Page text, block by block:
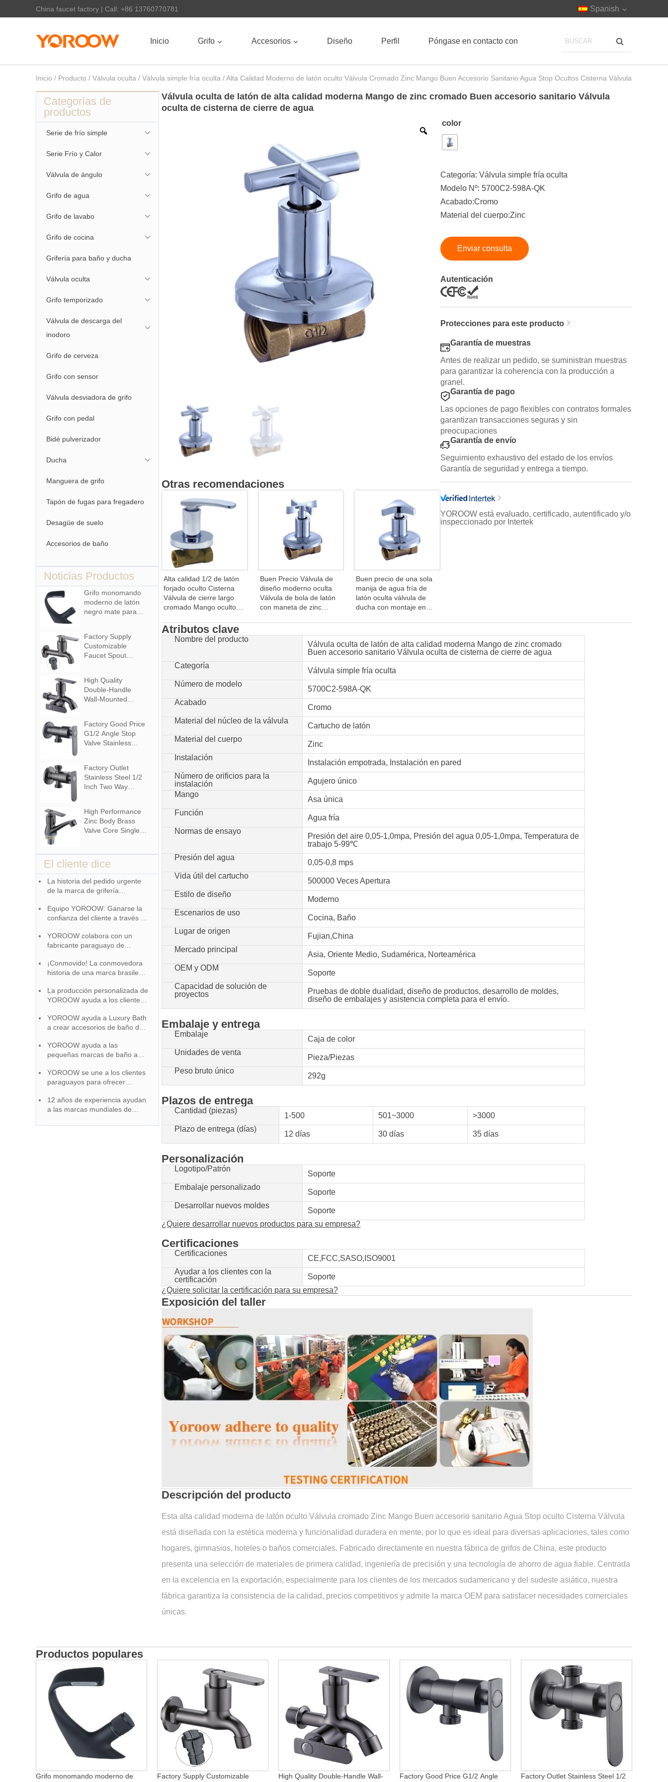
China faucet factory | Call: +86 13760770781 Spanish
Inicio Grifo Accesorios Diseño Perfil Póngase en contacto con
Inicio / Producto / Válvula oculta / Válvula simple fría oculta / Alta Calidad Moderno de latón oculto Válvula Cromado Zinc Mango Buen Accesorio Sanitario Agua Stop Ocultos Cisterna Válvula
Categorías de
productos
Serie de frío simple
Serie Frío y Calor
Válvula de ángulo
Grifo de agua
Grifo de lavabo
Grifo de cocina
Grifería para baño y ducha
Válvula oculta
Grifo temporizado
Válvula de descarga del
inodoro
Grifo de cerveza
Grifo con sensor
Válvula desviadora de grifo
Grifo con pedal
Bidé pulverizador
Ducha
Manguera de grifo
Tapón de fugas para fregadero
Desagüe de suelo
Accesorios de baño
Noticias Productos
Grifo monomando
moderno de latón
negro mate para
con función
giratoria para hotel
y apartamento
Factory Supply
Customizable
Faucet Spout
Water Tap for
Bathroom Washing
Machine
High Quality
Double-Handle
Wall-Mounted
Basin Washing
Machine for
Graden & Homes
Factory Good Price
G1/2 Angle Stop
Valve Stainless
Bathroom Faucet
Accessory for
Apartments &
Factory Outlet
Stainless Steel 1/2
Inch Two Way
Apartments &
Hotels with Easy
Installation
High Performance
Zinc Body Brass
Valve Core Single
Water Polished
Surface Modern
Design Bathroom
Basin Faucet
El cliente dice
La historia del pedido urgente
de la marca de grifería
Equipo YOROOW: Ganarse la
confianza del cliente a través de
YOROOW colabora con un
fabricante paraguayo de
mercado, recibiendo grandes
elogios.
¡Conmovido! La conmovedora
historia de una marca brasileña
que crecen juntas
La producción personalizada de
YOROOW ayuda a los clientes
marca única
YOROOW ayuda a Luxury Bath
a crear accesorios de baño de
calidad gana reputación en el
mercado
YOROOW ayuda a las
pequeñas marcas de baño a
soporte completo
YOROOW se une a los clientes
paraguayos para ofrecer
y de alta calidad
12 años de experiencia ayudan
a las marcas mundiales de
primera opción para la
Válvula oculta de latón de alta calidad moderna Mango de zinc cromado Buen accesorio sanitario Válvula
oculta de cisterna de cierre de agua
Otras recomendaciones
Alta calidad 1/2 de latón
forjado oculto Cisterna
Válvula de cierre largo
cromado Mango oculto
Accesorio
Buen Precio Válvula de
diseño moderno oculta
Válvula de bola de latón
con maneta de zinc
montada en pared Bola
de polímero
Buen precio de una sola
manija de agua fría de
latón oculta válvula de
ducha con montaje en
para uso en baños
color
Categoría: Válvula simple fría oculta
Modelo Nº: 5700C2-598A-QK
Acabado:Cromo
Material del cuerpo:Zinc
Enviar consulta
Autenticación
Protecciones para este producto
Garantía de muestras
Antes de realizar un pedido, se suministran muestras
para garantizar la coherencia con la producción a
granel.
Garantía de pago
Las opciones de pago flexibles con contratos formales
garantizan transacciones seguras y sin
preocupaciones
Garantía de envío
Seguimiento exhaustivo del estado de los envíos
Garantía de seguridad y entrega a tiempo.
YOROOW está evaluado, certificado, autentificado y/o
inspeccionado por Intertek
Atributos clave
Nombre del producto
Válvula oculta de latón de alta calidad moderna Mango de zinc cromado
Buen accesorio sanitario Válvula oculta de cisterna de cierre de agua
Categoría
Válvula simple fría oculta
Número de modelo
5700C2-598A-QK
Acabado
Cromo
Material del núcleo de la válvula
Cartucho de latón
Material del cuerpo
Zinc
Instalación
Instalación empotrada, Instalación en pared
Número de orificios para la
instalación
Agujero único
Mango
Asa única
Función
Agua fría
Normas de ensayo
Presión del aire 0,05-1,0mpa, Presión del agua 0,05-1,0mpa, Temperatura de
trabajo 5-99℃
Presión del agua
0,05-0,8 mps
Vida útil del cartucho
500000 Veces Apertura
Estilo de diseño
Moderno
Escenarios de uso
Cocina, Baño
Lugar de origen
Fujian,China
Mercado principal
Asia, Oriente Medio, Sudamérica, Norteamérica
OEM y ODM
Soporte
Capacidad de solución de
proyectos
Pruebas de doble dualidad, diseño de productos, desarrollo de moldes,
diseño de embalajes y asistencia completa para el envío.
Embalaje y entrega
Embalaje
Caja de color
Unidades de venta
Pieza/Piezas
Peso bruto único
292g
Plazos de entrega
Cantidad (piezas)
1-500 501~3000
>3000
Plazo de entrega (días)
12 días 30 días 35 días
Personalización
Logotipo/Patrón
Soporte
Embalaje personalizado
Soporte
Desarrollar nuevos moldes
Soporte
¿Quiere desarrollar nuevos productos para su empresa?
Certificaciones
Certificaciones
CE,FCC,SASO,ISO9001
Ayudar a los clientes con la
certificación
Soporte
¿Quiere solicitar la certificación para su empresa?
Exposición del taller
Descripción del producto
Esta alta calidad moderna de latón oculto Válvula cromado Zinc Mango Buen accesorio sanitario Agua Stop oculto Cisterna Válvula
está diseñada con la estética moderna y funcionalidad duradera en mente, por lo que es ideal para diversas aplicaciones, tales como
hogares, gimnasios, hoteles o baños comerciales. Fabricado directamente en nuestra fábrica de grifos de China, este producto
presenta una selección de materiales de primera calidad, ingeniería de precisión y una tecnología de ahorro de agua fiable. Centrada
en la excelencia en la exportación, especialmente para los clientes de los mercados sudamericano y del sudeste asiático, nuestra
fábrica garantiza la consistencia de la calidad, precios competitivos y admite la marca OEM para satisfacer necesidades comerciales
únicas.
Productos populares
Grifo monomando moderno de
Factory Supply Customizable
High Quality Double-Handle Wall-
Factory Good Price G1/2 Angle
Factory Outlet Stainless Steel 1/2